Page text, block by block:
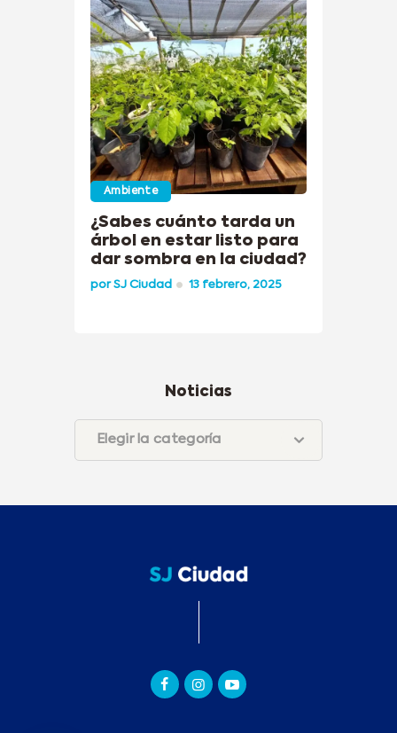
Ambiente
¿Sabes cuánto tarda un
árbol en estar listo para
dar sombra en la ciudad?
porSJ Ciudad 13 febrero, 2025
Noticias